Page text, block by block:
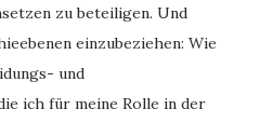
zu beteiligen. Und
einzubeziehen: Wie
und
ich für meine Rolle in der